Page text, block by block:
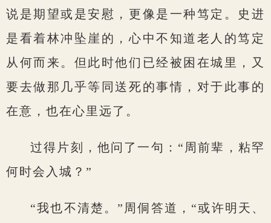
说是期望或是安慰，更像是一种笃定。史进
是看着林冲坠崖的，心中不知道老人的笃定
从何而来。但此时他们已经被困在城里，又
要去做那几乎等同送死的事情，对于此事的
在意，也在心里远了。
过得片刻，他问了一句：“周前辈，粘罕
何时会入城？”
“我也不清楚。”周侗答道，“或许明天、